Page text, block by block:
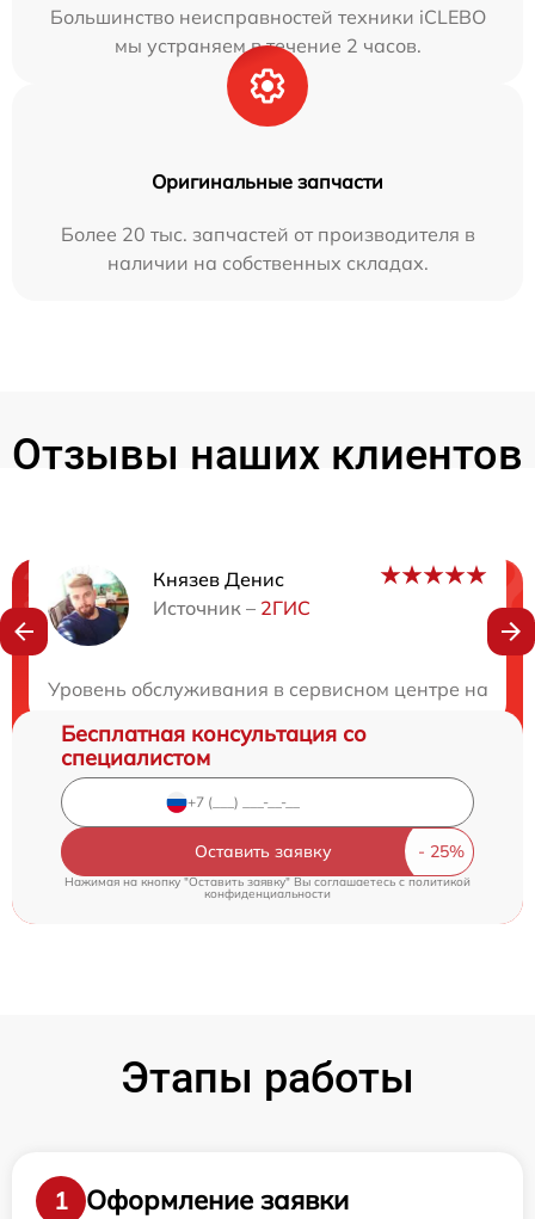
Большинство неисправностей техники iCLEBO
мы устраняем в течение 2 часов.
Оригинальные запчасти
Более 20 тыс. запчастей от производителя в
наличии на собственных складах.
Отзывы наших клиентов
Князев Денис
Источник – 2ГИС
Уровень обслуживания в сервисном центре на
Нужна консультация?
Бесплатная консультация со
специалистом
Оставить заявку
Нажимая на кнопку "Оставить заявку" Вы соглашаетесь cполитикой
конфиденциальности
Этапы работы
1
Оформление заявки